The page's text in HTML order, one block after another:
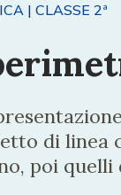
| CLASSE 2ª
di
poi quelli